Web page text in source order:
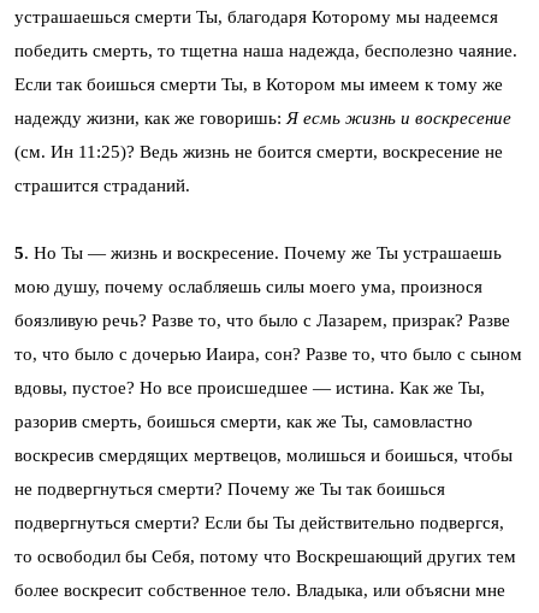
устрашаешься смерти Ты, благодаря Которому мы надеемся
победить смерть, то тщетна наша надежда, бесполезно чаяние.
Если так боишься смерти Ты, в Котором мы имеем к тому же
надежду жизни, как же говоришь:Я есмь жизнь и воскресение
(см. Ин 11:25)? Ведь жизнь не боится смерти, воскресение не
страшится страданий.
5. Но Ты — жизнь и воскресение. Почему же Ты устрашаешь
мою душу, почему ослабляешь силы моего ума, произнося
боязливую речь? Разве то, что было с Лазарем, призрак? Разве
то, что было с дочерью Иаира, сон? Разве то, что было с сыном
вдовы, пустое? Но все происшедшее — истина. Как же Ты,
разорив смерть, боишься смерти, как же Ты, самовластно
воскресив смердящих мертвецов, молишься и боишься, чтобы
не подвергнуться смерти? Почему же Ты так боишься
подвергнуться смерти? Если бы Ты действительно подвергся,
то освободил бы Себя, потому что Воскрешающий других тем
более воскресит собственное тело. Владыка, или объясни мне